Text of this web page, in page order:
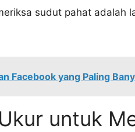
sudut pahat adalah
Facebook yang Paling
untuk